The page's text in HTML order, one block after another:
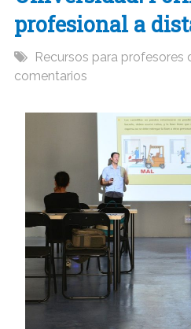
profesional a
Recursos para profesores
comentarios